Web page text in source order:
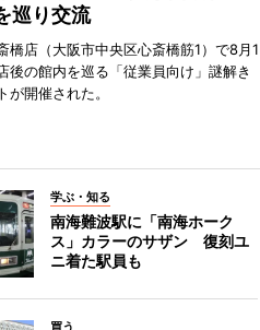
巡り交流
橋店（大阪市中央区心斎橋筋1）で8月1
後の館内を巡る「従業員向け」謎解き
が開催された。
学ぶ・知る
南海難波駅に「南海ホーク
ス」カラーのサザン 復刻ユ
ニ着た駅員も
買う